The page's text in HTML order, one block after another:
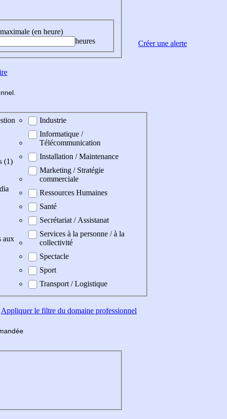
(en heure)
heures
(1)
aux
Industrie
Informatique /
Télécommunication
Installation / Maintenance
Marketing / Stratégie
commerciale
Ressources Humaines
Santé
Secrétariat / Assistanat
Services à la personne / à la
collectivité
Spectacle
Sport
Transport / Logistique
Appliquerle filtre du domaine professionnel
Créer une alerte